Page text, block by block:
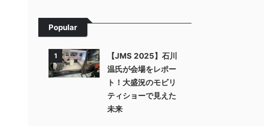
Popular
1
【JMS 2025】石川
温氏が会場をレポー
ト！大盛況のモビリ
ティショーで見えた
未来